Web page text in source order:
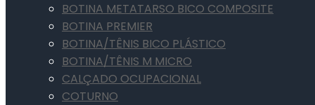
BOTINA METATARSO BICO COMPOSITE
BOTINA PREMIER
BOTINA/TÊNIS BICO PLÁSTICO
BOTINA/TÊNIS M MICRO
CALÇADO OCUPACIONAL
COTURNO